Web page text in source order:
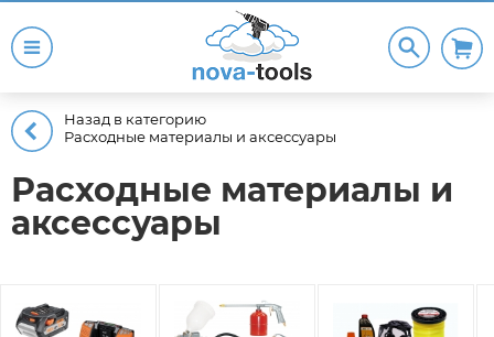
Назад в категорию
Расходные материалы и аксессуары
Расходные материалы и
аксессуары